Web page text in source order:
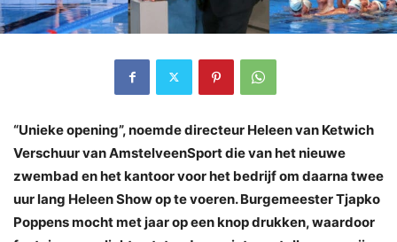
“Unieke opening”, noemde directeur Heleen van Ketwich
Verschuur van AmstelveenSport die van het nieuwe
zwembad en het kantoor voor het bedrijf om daarna twee
uur lang Heleen Show op te voeren. Burgemeester Tjapko
Poppens mocht met jaar op een knop drukken, waardoor